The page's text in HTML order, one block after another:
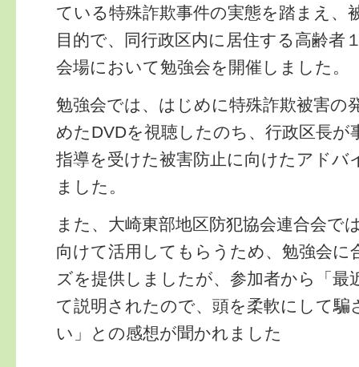
ている特殊詐欺事件の実態を踏まえ、
目的で、同行政区内に居住する高齢者
会場において勉強会を開催しました。
勉強会では、はじめに特殊詐欺被害の
めたDVDを視聴したのち、行政区長が
指導を受けた被害防止に向けたアドバ
ました。
また、大崎東部地区防犯協会連合会で
向けて活用してもらうため、勉強会
ズを提供しましたが、参加者から「最
て説明されたので、頭を柔軟にして騙
い」との感想が聞かれました